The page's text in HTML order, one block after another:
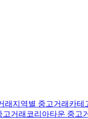
래 지역별 중고거래 카테
고거래 코리아타운 중고